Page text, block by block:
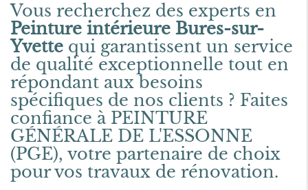
Vous recherchez des experts en
Peinture intérieure Bures-sur-
Yvette qui garantissent un service
de qualité exceptionnelle tout en
répondant aux besoins
spécifiques de nos clients ? Faites
confiance à PEINTURE
GÉNÉRALE DE L'ESSONNE
(PGE), votre partenaire de choix
pour vos travaux de rénovation.